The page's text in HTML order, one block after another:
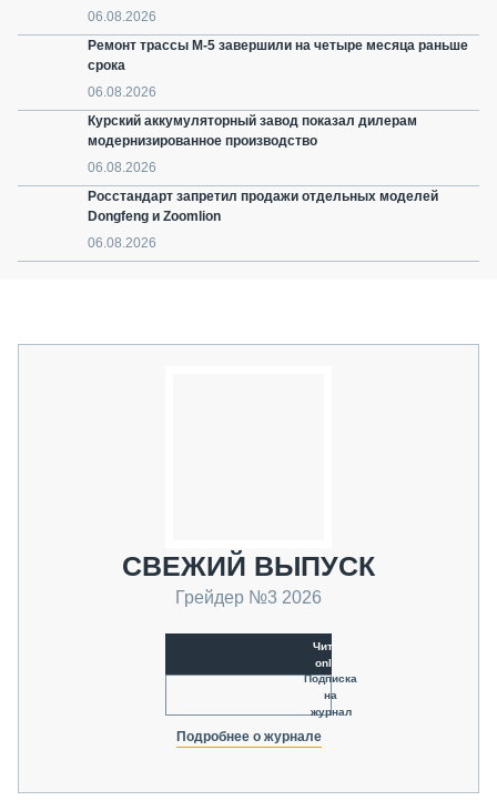
06.08.2026
Ремонт трассы М-5 завершили на четыре месяца раньше
срока
06.08.2026
Курский аккумуляторный завод показал дилерам
модернизированное производство
06.08.2026
Росстандарт запретил продажи отдельных моделей
Dongfeng и Zoomlion
06.08.2026
СВЕЖИЙ ВЫПУСК
Грейдер №3 2026
Читать
online
Подписка
на
журнал
Подробнее о журнале